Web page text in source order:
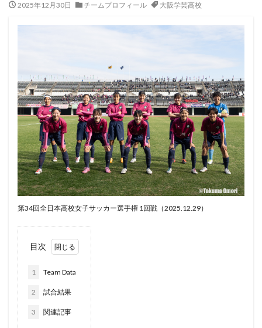
2025年12月30日 チームプロフィール 大阪学芸高校
第34回全日本高校女子サッカー選手権 1回戦（2025.12.29）
目次
1 Team Data
2 試合結果
3 関連記事